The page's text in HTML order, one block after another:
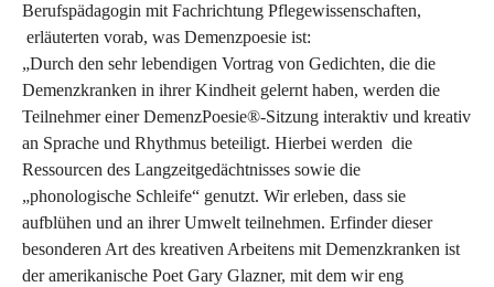
Berufspädagogin mit Fachrichtung Pflegewissenschaften,
erläuterten vorab, was Demenzpoesie ist:
„Durch den sehr lebendigen Vortrag von Gedichten, die die
Demenzkranken in ihrer Kindheit gelernt haben, werden die
Teilnehmer einer DemenzPoesie®-Sitzung interaktiv und kreativ
an Sprache und Rhythmus beteiligt. Hierbei werden die
Ressourcen des Langzeitgedächtnisses sowie die
„phonologische Schleife“ genutzt. Wir erleben, dass sie
aufblühen und an ihrer Umwelt teilnehmen. Erfinder dieser
besonderen Art des kreativen Arbeitens mit Demenzkranken ist
der amerikanische Poet Gary Glazner, mit dem wir eng